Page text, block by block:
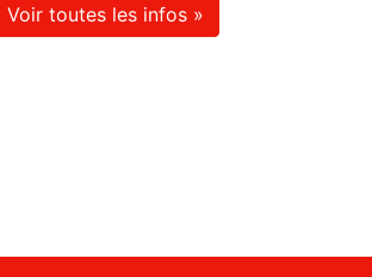
Voir toutes les infos »